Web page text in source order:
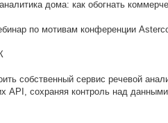
дома: как обогнать
по мотивам конференции
собственный сервис речевой
API, сохраняя контроль над